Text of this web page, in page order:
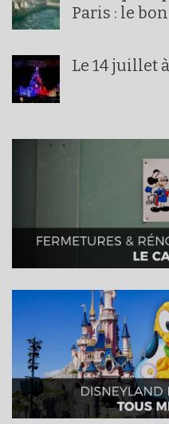
Paris : le
Le 14 juillet